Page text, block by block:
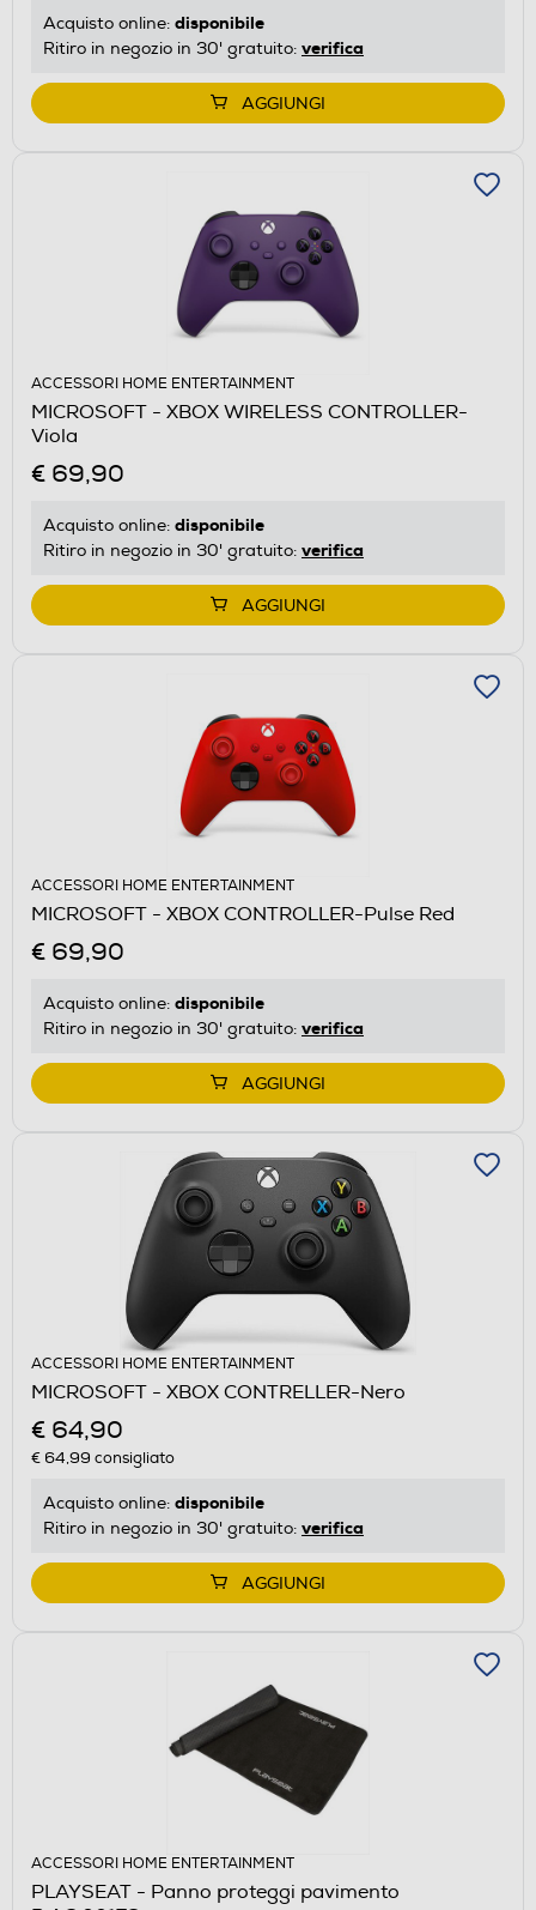
Acquisto online: disponibile
Ritiro in negozio in 30' gratuito: verifica
AGGIUNGI
ACCESSORI HOME ENTERTAINMENT
MICROSOFT - XBOX WIRELESS CONTROLLER-
Viola
€ 69,90
Acquisto online: disponibile
Ritiro in negozio in 30' gratuito: verifica
AGGIUNGI
ACCESSORI HOME ENTERTAINMENT
MICROSOFT - XBOX CONTROLLER-Pulse Red
€ 69,90
Acquisto online: disponibile
Ritiro in negozio in 30' gratuito: verifica
AGGIUNGI
ACCESSORI HOME ENTERTAINMENT
MICROSOFT - XBOX CONTRELLER-Nero
€ 64,90
€ 64,99 consigliato
Acquisto online: disponibile
Ritiro in negozio in 30' gratuito: verifica
AGGIUNGI
ACCESSORI HOME ENTERTAINMENT
PLAYSEAT - Panno proteggi pavimento